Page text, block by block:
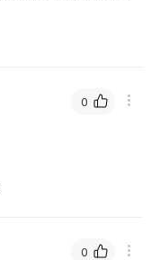
0
0